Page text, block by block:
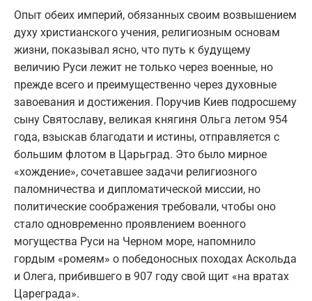
Опыт обеих империй, обязанных своим возвышением
духу христианского учения, религиозным основам
жизни, показывал ясно, что путь к будущему
величию Руси лежит не только через военные, но
прежде всего и преимущественно через духовные
завоевания и достижения. Поручив Киев подросшему
сыну Святославу, великая княгиня Ольга летом 954
года, взыскав благодати и истины, отправляется с
большим флотом в Царьград. Это было мирное
«хождение», сочетавшее задачи религиозного
паломничества и дипломатической миссии, но
политические соображения требовали, чтобы оно
стало одновременно проявлением военного
могущества Руси на Черном море, напомнило
гордым «ромеям» о победоносных походах Аскольда
и Олега, прибившего в 907 году свой щит «на вратах
Цареграда».